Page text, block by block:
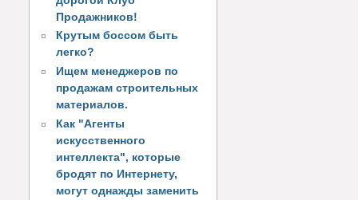
Продажников!
Крутым боссом быть
легко?
Ищем менеджеров по
продажам строительных
материалов.
Как "Агенты
искусственного
интеллекта", которые
бродят по Интернету,
могут однажды заменить